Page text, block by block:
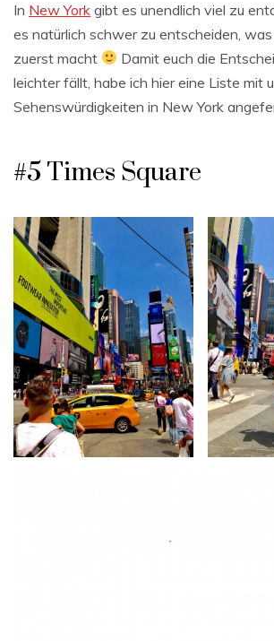
In New York gibt es unendlich viel zu
es natürlich schwer zu entscheiden,
zuerst macht
Damit euch die
leichter fällt, habe ich hier eine Liste mit
Sehenswürdigkeiten in New York
#5 Times Square